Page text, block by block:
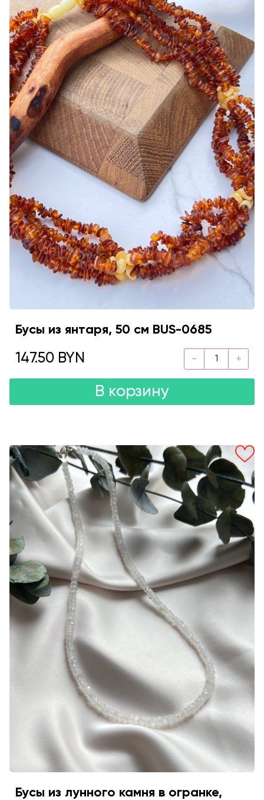
Бусы из янтаря, 50 см BUS-0685
147.50 BYN
В корзину
Бусы из лунного камня в огранке,